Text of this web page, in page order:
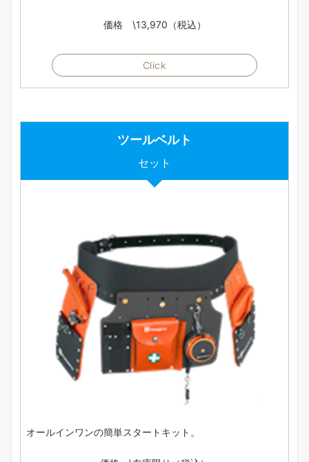
価格 \13,970（税込）
Click
ツールベルト
セット
オールインワンの簡単スタートキット。